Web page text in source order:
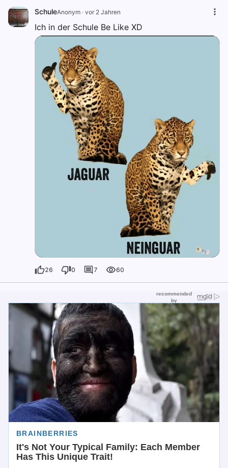
SchuleAnonym · vor 2 Jahren
Ich in der Schule Be Like XD
26 0 7 60